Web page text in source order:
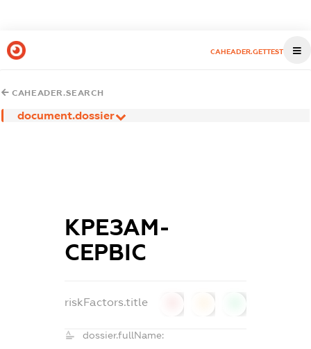
CAHEADER.GETTEST
CAHEADER.SEARCH
document.dossier
КРЕЗАМ-
СЕРВІС
riskFactors.title
dossier.fullName: